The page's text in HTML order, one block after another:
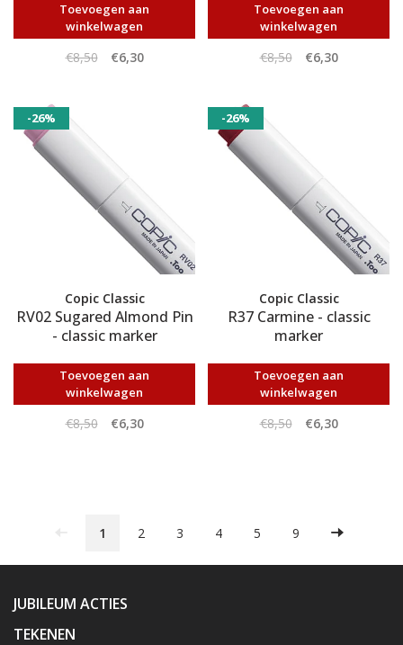
Toevoegen aan
winkelwagen
€8,50 €6,30
Toevoegen aan
winkelwagen
€8,50 €6,30
-26%
Copic Classic
RV02 Sugared Almond Pin
- classic marker
Toevoegen aan
winkelwagen
€8,50 €6,30
-26%
Copic Classic
R37 Carmine - classic
marker
Toevoegen aan
winkelwagen
€8,50 €6,30
1 2 3 4 5 9
JUBILEUM ACTIES
TEKENEN